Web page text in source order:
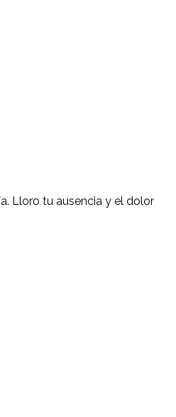
Lloro tu ausencia y el dolor